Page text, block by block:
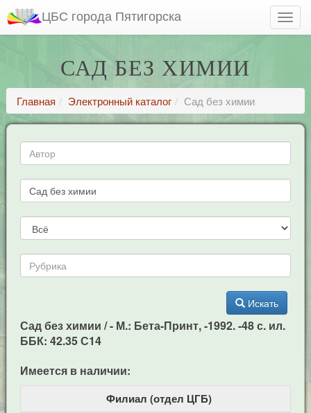
ЦБС города Пятигорска
САД БЕЗ ХИМИИ
Главная Электронный каталог Сад без химии
Искать
Сад без химии / - М.: Бета-Принт, -1992. -48 с. ил.
ББК: 42.35 С14
Имеется в наличии:
Филиал (отдел ЦГБ)